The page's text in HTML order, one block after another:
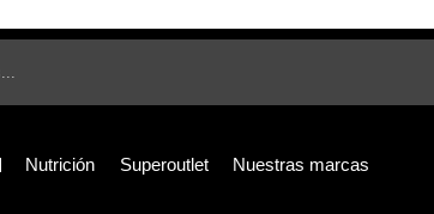
Nutrición Superoutlet Nuestras marcas